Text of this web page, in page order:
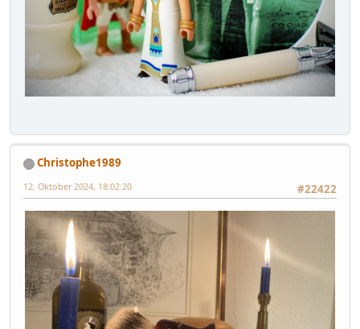
Christophe1989
#22422
12. Oktober 2024, 18:02:20